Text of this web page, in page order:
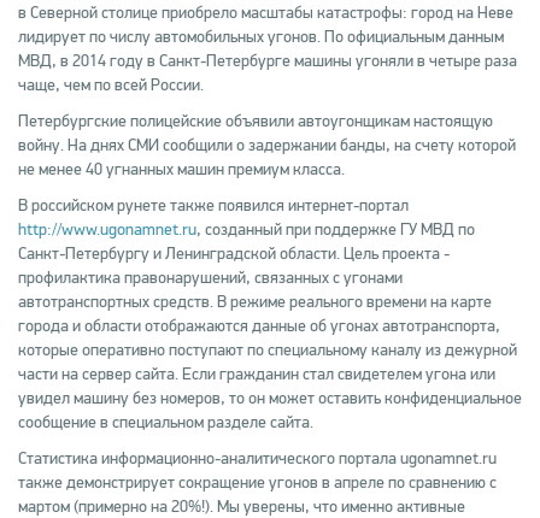
в Северной столице приобрело масштабы катастрофы: город на Неве
лидирует по числу автомобильных угонов. По официальным данным
МВД, в 2014 году в Санкт-Петербурге машины угоняли в четыре раза
чаще, чем по всей России.
Петербургские полицейские объявили автоугонщикам настоящую
войну. На днях СМИ сообщили о задержании банды, на счету которой
не менее 40 угнанных машин премиум класса.
В российском рунете также появился интернет-портал
http://www.ugonamnet.ru, созданный при поддержке ГУ МВД по
Санкт-Петербургу и Ленинградской области. Цель проекта -
профилактика правонарушений, связанных с угонами
автотранспортных средств. В режиме реального времени на карте
города и области отображаются данные об угонах автотранспорта,
которые оперативно поступают по специальному каналу из дежурной
части на сервер сайта. Если гражданин стал свидетелем угона или
увидел машину без номеров, то он может оставить конфиденциальное
сообщение в специальном разделе сайта.
Статистика информационно-аналитического портала ugonamnet.ru
также демонстрирует сокращение угонов в апреле по сравнению с
мартом (примерно на 20%!). Мы уверены, что именно активные